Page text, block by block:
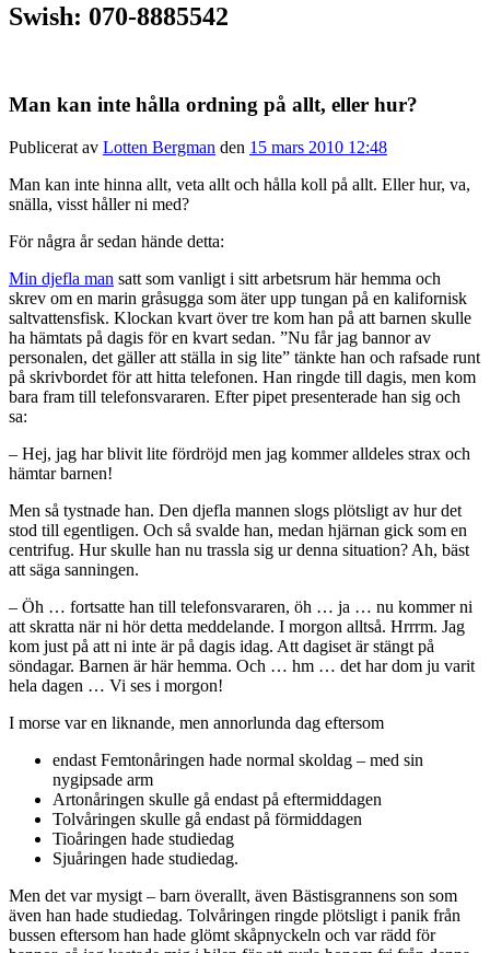
Swish: 070-8885542
Man kan inte hålla ordning på allt, eller hur?
Publicerat av Lotten Bergman den 15 mars 2010 12:48
Man kan inte hinna allt, veta allt och hålla koll på allt. Eller hur, va,
snälla, visst håller ni med?
För några år sedan hände detta:
Min djefla man satt som vanligt i sitt arbetsrum här hemma och
skrev om en marin gråsugga som äter upp tungan på en kalifornisk
saltvattensfisk. Klockan kvart över tre kom han på att barnen skulle
ha hämtats på dagis för en kvart sedan. ”Nu får jag bannor av
personalen, det gäller att ställa in sig lite” tänkte han och rafsade runt
på skrivbordet för att hitta telefonen. Han ringde till dagis, men kom
bara fram till telefonsvararen. Efter pipet presenterade han sig och
sa:
– Hej, jag har blivit lite fördröjd men jag kommer alldeles strax och
hämtar barnen!
Men så tystnade han. Den djefla mannen slogs plötsligt av hur det
stod till egentligen. Och så svalde han, medan hjärnan gick som en
centrifug. Hur skulle han nu trassla sig ur denna situation? Ah, bäst
att säga sanningen.
– Öh … fortsatte han till telefonsvararen, öh … ja … nu kommer ni
att skratta när ni hör detta meddelande. I morgon alltså. Hrrrm. Jag
kom just på att ni inte är på dagis idag. Att dagiset är stängt på
söndagar. Barnen är här hemma. Och … hm … det har dom ju varit
hela dagen … Vi ses i morgon!
I morse var en liknande, men annorlunda dag eftersom
endast Femtonåringen hade normal skoldag – med sin
nygipsade arm
Artonåringen skulle gå endast på eftermiddagen
Tolvåringen skulle gå endast på förmiddagen
Tioåringen hade studiedag
Sjuåringen hade studiedag.
Men det var mysigt – barn överallt, även Bästisgrannens son som
även han hade studiedag. Tolvåringen ringde plötsligt i panik från
bussen eftersom han hade glömt skåpnyckeln och var rädd för